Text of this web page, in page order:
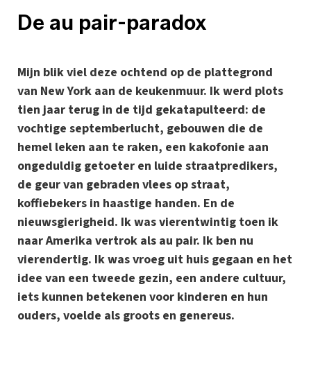
De au pair-paradox
Mijn blik viel deze ochtend op de plattegrond
van New York aan de keukenmuur. Ik werd plots
tien jaar terug in de tijd gekatapulteerd: de
vochtige septemberlucht, gebouwen die de
hemel leken aan te raken, een kakofonie aan
ongeduldig getoeter en luide straatpredikers,
de geur van gebraden vlees op straat,
koffiebekers in haastige handen. En de
nieuwsgierigheid. Ik was vierentwintig toen ik
naar Amerika vertrok als au pair. Ik ben nu
vierendertig. Ik was vroeg uit huis gegaan en het
idee van een tweede gezin, een andere cultuur,
iets kunnen betekenen voor kinderen en hun
ouders, voelde als groots en genereus.